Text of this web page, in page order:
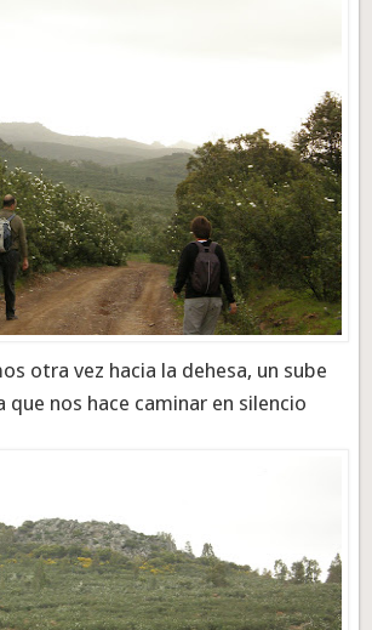
otra vez hacia la dehesa, un sube
que nos hace caminar en silencio